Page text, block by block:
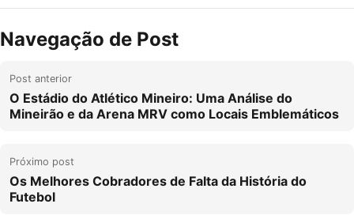
Navegação de Post
Post anterior
O Estádio do Atlético Mineiro: Uma Análise do
Mineirão e da Arena MRV como Locais Emblemáticos
Próximo post
Os Melhores Cobradores de Falta da História do
Futebol